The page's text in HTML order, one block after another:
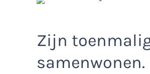
Zijn
samenwonen.